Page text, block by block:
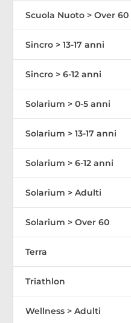
Scuola Nuoto > Over 60
Sincro > 13-17 anni
Sincro > 6-12 anni
Solarium > 0-5 anni
Solarium > 13-17 anni
Solarium > 6-12 anni
Solarium > Adulti
Solarium > Over 60
Terra
Triathlon
Wellness > Adulti